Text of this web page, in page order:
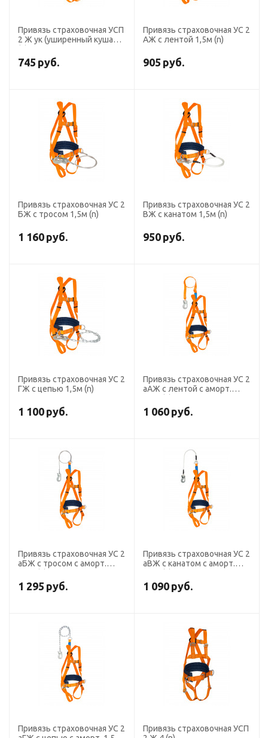
Привязь страховочная УСП
2 Ж ук (уширенный кушак)
745 руб.
Привязь страховочная УС 2
АЖ с лентой 1,5м (n)
905 руб.
Привязь страховочная УС 2
БЖ с тросом 1,5м (n)
1 160 руб.
Привязь страховочная УС 2
ВЖ с канатом 1,5м (n)
950 руб.
Привязь страховочная УС 2
ГЖ с цепью 1,5м (n)
1 100 руб.
Привязь страховочная УС 2
аАЖ с лентой с аморт.
1 060 руб.
Привязь страховочная УС 2
аБЖ с тросом с аморт.
1 295 руб.
Привязь страховочная УС 2
аВЖ с канатом с аморт.
1 090 руб.
Привязь страховочная УС 2
Привязь страховочная УСП